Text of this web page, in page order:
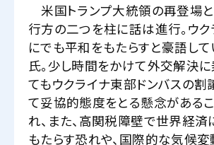
米国トランプ大統領の再登場
行方の二つを柱に話は進行。ウク
にでも平和をもたらすと豪語して
氏。少し時間をかけて外交解決
てもウクライナ東部ドンバスの割
て妥協的態度をとる懸念がある
れ、また、高関税障壁で世界経済
もたらす恐れや、国際的な気候